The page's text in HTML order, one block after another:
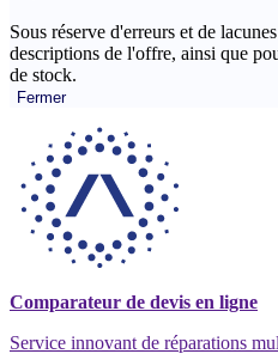
Sous réserve d'erreurs et de
descriptions de l'offre, ainsi que
de stock.
Fermer
Comparateur de devis en ligne
Service innovant de réparations